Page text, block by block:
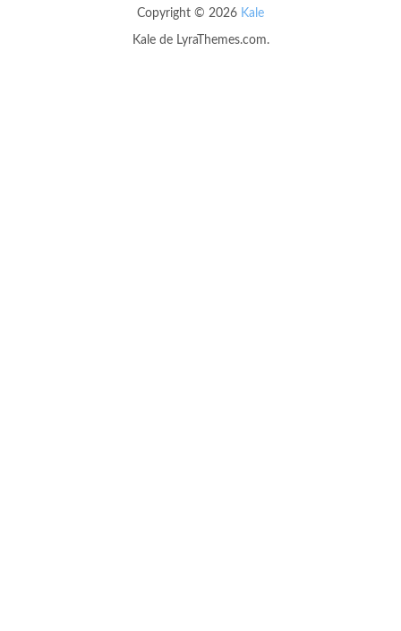
Copyright © 2026 Kale
Kalede LyraThemes.com.